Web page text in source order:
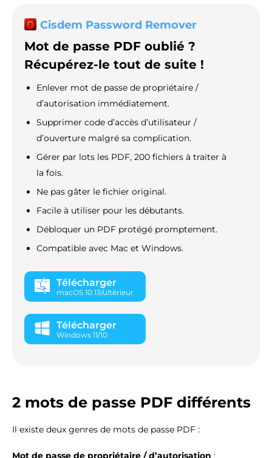
Cisdem Password Remover
Mot de passe PDF oublié ?
Récupérez-le tout de suite !
Enlever mot de passe de propriétaire /
d’autorisation immédiatement.
Supprimer code d’accès d’utilisateur /
d’ouverture malgré sa complication.
Gérer par lots les PDF, 200 fichiers à traiter à
la fois.
Ne pas gâter le fichier original.
Facile à utiliser pour les débutants.
Débloquer un PDF protégé promptement.
Compatible avec Mac et Windows.
Télécharger
macOS 10.13/ultérieur
Télécharger
Windows 11/10
2 mots de passe PDF différents
Il existe deux genres de mots de passe PDF :
Mot de passe de propriétaire / d’autorisation :